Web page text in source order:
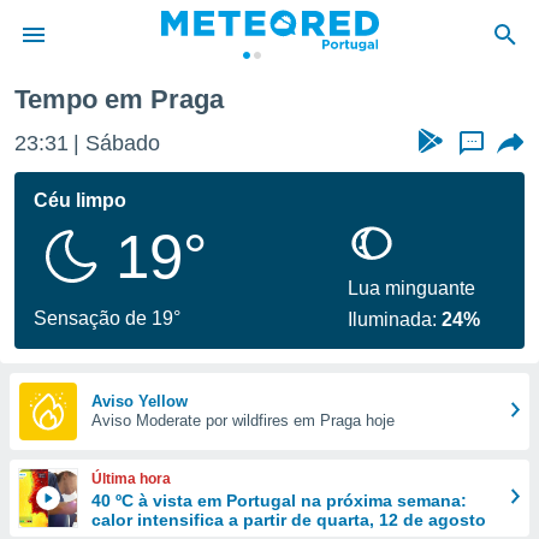
da
foi
fornecidas
a este
das
e
forma
digital
Tempo em Praga
23:31 Sábado ...
Céu limpo
19°
Sensação de 19°
Lua minguante
Iluminada:24%
Aviso Yellow
Aviso Moderate por wildfires em Praga hoje
Última hora
40 ºC à vista em Portugal na próxima semana:
calor intensifica a partir de quarta, 12 de agosto